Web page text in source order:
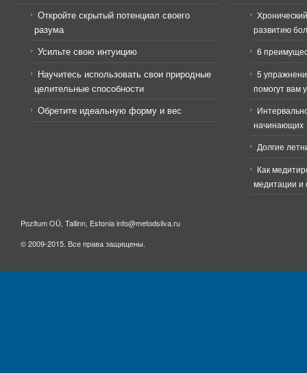
Откройте скрытый потенциал своего
разума
Усильте свою интуицию
Научитесь использовать свои природные
целительные способности
Обретите идеальную форму и вес
развитию
6
5
помогут вам
начинающих
Долгие
Как
медитации и
Pozitum OÜ, Tallinn, Estonia info@metodsilva.ru
© 2009-2015. Все права защищены.